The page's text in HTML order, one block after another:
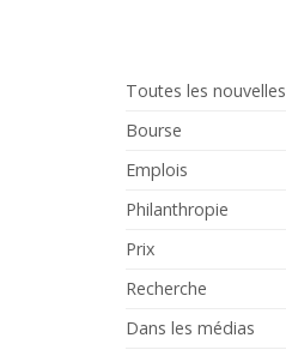
Toutes les nouvelles
Bourse
Emplois
Philanthropie
Prix
Recherche
Dans les médias